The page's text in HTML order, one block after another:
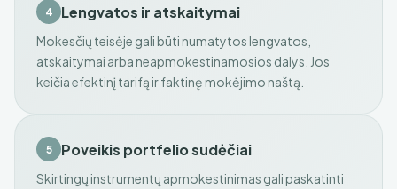
4 Lengvatos ir atskaitymai
Mokesčių teisėje gali būti numatytos lengvatos,
atskaitymai arba neapmokestinamosios dalys. Jos
keičia efektinį tarifą ir faktinę mokėjimo naštą.
5 Poveikis portfelio sudėčiai
Skirtingų instrumentų apmokestinimas gali paskatinti